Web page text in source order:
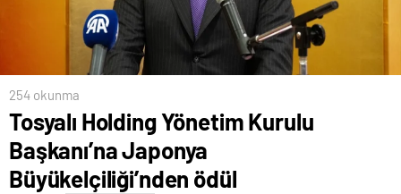
254 okunma
Tosyalı Holding Yönetim Kurulu
Başkanı’na Japonya
Büyükelçiliği’nden ödül